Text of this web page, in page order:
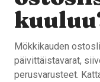
Mökkikauden
päivittäistavarat,
perusvarusteet.